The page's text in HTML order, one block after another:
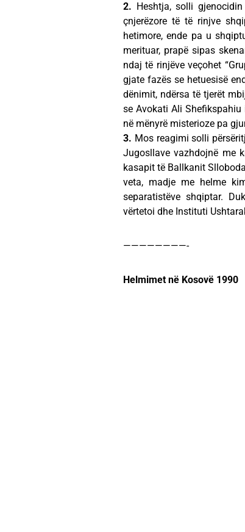
2. Heshtja, solli
çnjerëzore të të rinjve
hetimore, ende pa u
merituar, prapë sipas
ndaj të rinjëve veçohet
gjate fazës se hetuesisë
dënimit, ndërsa të tjerët
se Avokati Ali
në mënyrë misterioze pa
3. Mos reagimi solli
Jugosllave vazhdojnë me
kasapit të Ballkanit
veta, madje me helme
separatistëve shqiptar.
vërtetoi dhe Instituti
————————-
Helmimet në Kosovë 1990